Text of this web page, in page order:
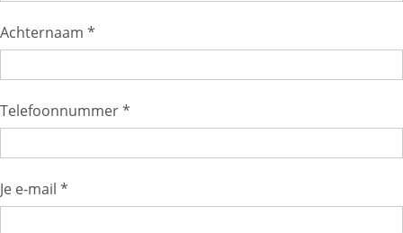
Achternaam *
Telefoonnummer *
Je e-mail *